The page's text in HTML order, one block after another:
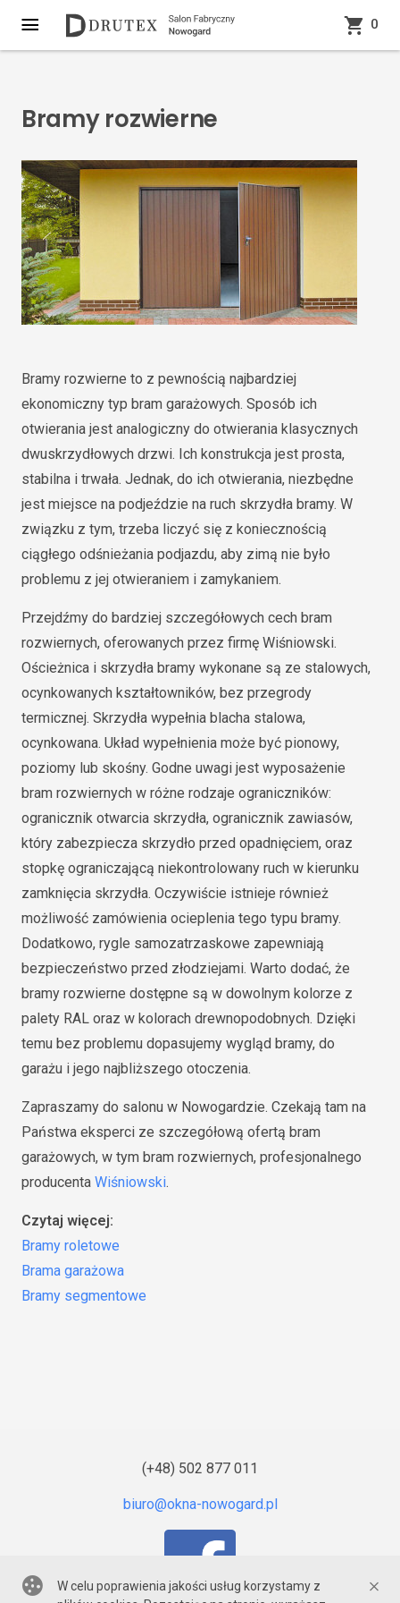
0
Bramy rozwierne
Bramy rozwierne to z pewnością najbardziej
ekonomiczny typ bram garażowych. Sposób ich
otwierania jest analogiczny do otwierania klasycznych
dwuskrzydłowych drzwi. Ich konstrukcja jest prosta,
stabilna i trwała. Jednak, do ich otwierania, niezbędne
jest miejsce na podjeździe na ruch skrzydła bramy. W
związku z tym, trzeba liczyć się z koniecznością
ciągłego odśnieżania podjazdu, aby zimą nie było
problemu z jej otwieraniem i zamykaniem.
Przejdźmy do bardziej szczegółowych cech bram
rozwiernych, oferowanych przez firmę Wiśniowski.
Ościeżnica i skrzydła bramy wykonane są ze stalowych,
ocynkowanych kształtowników, bez przegrody
termicznej. Skrzydła wypełnia blacha stalowa,
ocynkowana. Układ wypełnienia może być pionowy,
poziomy lub skośny. Godne uwagi jest wyposażenie
bram rozwiernych w różne rodzaje ograniczników:
ogranicznik otwarcia skrzydła, ogranicznik zawiasów,
który zabezpiecza skrzydło przed opadnięciem, oraz
stopkę ograniczającą niekontrolowany ruch w kierunku
zamknięcia skrzydła. Oczywiście istnieje również
możliwość zamówienia ocieplenia tego typu bramy.
Dodatkowo, rygle samozatrzaskowe zapewniają
bezpieczeństwo przed złodziejami. Warto dodać, że
bramy rozwierne dostępne są w dowolnym kolorze z
palety RAL oraz w kolorach drewnopodobnych. Dzięki
temu bez problemu dopasujemy wygląd bramy, do
garażu i jego najbliższego otoczenia.
Zapraszamy do salonu w Nowogardzie. Czekają tam na
Państwa eksperci ze szczegółową ofertą bram
garażowych, w tym bram rozwiernych, profesjonalnego
producenta Wiśniowski.
Czytaj więcej:
Bramy roletowe
Brama garażowa
Bramy segmentowe
(+48) 502 877 011
W celu poprawienia jakości usług korzystamy z